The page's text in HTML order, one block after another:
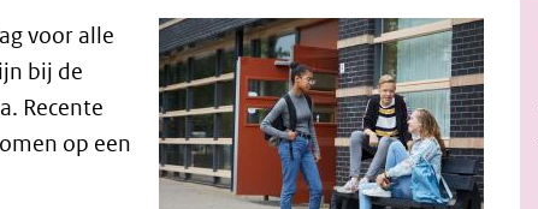
voor alle
bij de
Recente
op een